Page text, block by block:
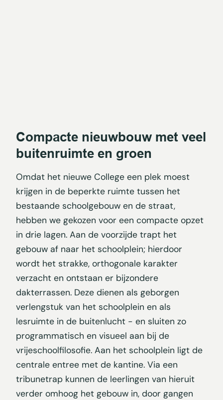
Compacte nieuwbouw met veel
buitenruimte en groen
Omdat het nieuwe College een plek moest
krijgen in de beperkte ruimte tussen het
bestaande schoolgebouw en de straat,
hebben we gekozen voor een compacte opzet
in drie lagen. Aan de voorzijde trapt het
gebouw af naar het schoolplein; hierdoor
wordt het strakke, orthogonale karakter
verzacht en ontstaan er bijzondere
dakterrassen. Deze dienen als geborgen
verlengstuk van het schoolplein en als
lesruimte in de buitenlucht - en sluiten zo
programmatisch en visueel aan bij de
vrijeschoolfilosofie. Aan het schoolplein ligt de
centrale entree met de kantine. Via een
tribunetrap kunnen de leerlingen van hieruit
verder omhoog het gebouw in, door gangen